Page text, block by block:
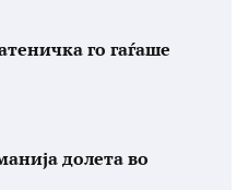
го гаѓаше
долета во